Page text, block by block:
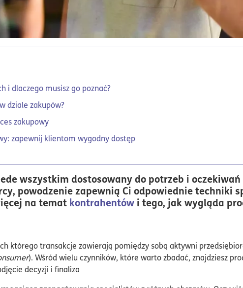
i dlaczego musisz go poznać?
dziale zakupów?
zakupowy
zapewnij klientom wygodny dostęp
wszystkim dostosowany do potrzeb i oczekiwań
powodzenie zapewnią Ci odpowiednie techniki
na temat kontrahentów i tego, jak wygląda
którego transakcje zawierają pomiędzy sobą aktywni
). Wśród wielu czynników, które warto zbadać, znajdziesz
decyzji i finaliza